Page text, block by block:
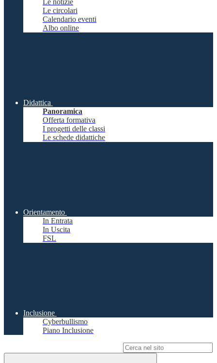
Le notizie
Le circolari
Calendario eventi
Albo online
Didattica
Panoramica
Offerta formativa
I progetti delle classi
Le schede didattiche
Orientamento
In Entrata
In Uscita
FSL
Inclusione
Cyberbullismo
Piano Inclusione